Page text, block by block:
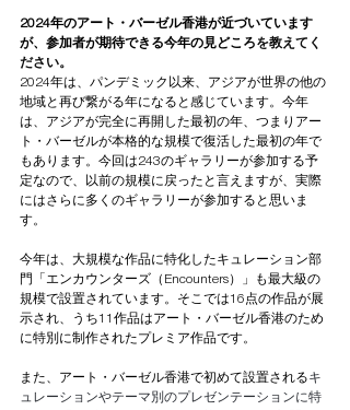
2024年のアート・バーゼル香港が近づいています
が、参加者が期待できる今年の見どころを教えてく
ださい。
2024年は、パンデミック以来、アジアが世界の他の
地域と再び繋がる年になると感じています。今年
は、アジアが完全に再開した最初の年、つまりアー
ト・バーゼルが本格的な規模で復活した最初の年で
もあります。今回は243のギャラリーが参加する予
定なので、以前の規模に戻ったと言えますが、実際
にはさらに多くのギャラリーが参加すると思いま
す。
今年は、大規模な作品に特化したキュレーション部
門「エンカウンターズ（Encounters）」も最大級の
規模で設置されています。そこでは16点の作品が展
示され、うち11作品はアート・バーゼル香港のため
に特別に制作されたプレミア作品です。
また、アート・バーゼル香港で初めて設置されるキ
ュレーションやテーマ別のプレゼンテーションに特